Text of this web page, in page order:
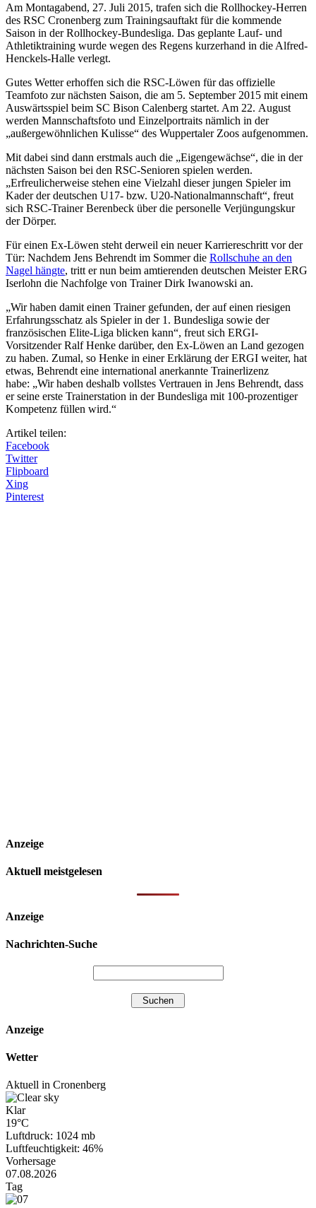
Am Montagabend, 27. Juli 2015, trafen sich die Rollhockey-Herren
des RSC Cronenberg zum Trainingsauftakt für die kommende
Saison in der Rollhockey-Bundesliga. Das geplante Lauf- und
Athletiktraining wurde wegen des Regens kurzerhand in die Alfred-
Henckels-Halle verlegt.
Gutes Wetter erhoffen sich die RSC-Löwen für das offizielle
Teamfoto zur nächsten Saison, die am 5. September 2015 mit einem
Auswärtsspiel beim SC Bison Calenberg startet. Am 22. August
werden Mannschaftsfoto und Einzelportraits nämlich in der
„außergewöhnlichen Kulisse“ des Wuppertaler Zoos aufgenommen.
Mit dabei sind dann erstmals auch die „Eigengewächse“, die in der
nächsten Saison bei den RSC-Senioren spielen werden.
„Erfreulicherweise stehen eine Vielzahl dieser jungen Spieler im
Kader der deutschen U17- bzw. U20-Nationalmannschaft“, freut
sich RSC-Trainer Berenbeck über die personelle Verjüngungskur
der Dörper.
Für einen Ex-Löwen steht derweil ein neuer Karriereschritt vor der
Tür: Nachdem Jens Behrendt im Sommer die Rollschuhe an den
Nagel hängte, tritt er nun beim amtierenden deutschen Meister ERG
Iserlohn die Nachfolge von Trainer Dirk Iwanowski an.
„Wir haben damit einen Trainer gefunden, der auf einen riesigen
Erfahrungsschatz als Spieler in der 1. Bundesliga sowie der
französischen Elite-Liga blicken kann“, freut sich ERGI-
Vorsitzender Ralf Henke darüber, den Ex-Löwen an Land gezogen
zu haben. Zumal, so Henke in einer Erklärung der ERGI weiter, hat
etwas, Behrendt eine international anerkannte Trainerlizenz
habe: „Wir haben deshalb vollstes Vertrauen in Jens Behrendt, dass
er seine erste Trainerstation in der Bundesliga mit 100-prozentiger
Kompetenz füllen wird.“
Artikel teilen:
Facebook
Twitter
Flipboard
Xing
Pinterest
Anzeige
Aktuell meistgelesen
Anzeige
Nachrichten-Suche
Anzeige
Wetter
Aktuell in Cronenberg
Klar
19°C
Luftdruck: 1024 mb
Luftfeuchtigkeit: 46%
Vorhersage
07.08.2026
Tag